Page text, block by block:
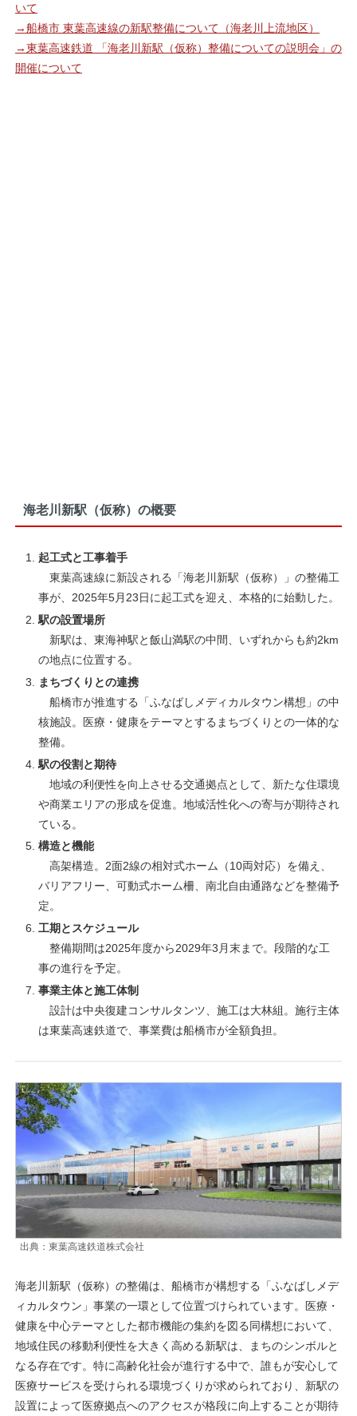
いて
→船橋市 東葉高速線の新駅整備について（海老川上流地区）
→東葉高速鉄道 「海老川新駅（仮称）整備についての説明会」の
開催について
海老川新駅（仮称）の概要
起工式と工事着手
東葉高速線に新設される「海老川新駅（仮称）」の整備工
事が、2025年5月23日に起工式を迎え、本格的に始動した。
駅の設置場所
新駅は、東海神駅と飯山満駅の中間、いずれからも約2km
の地点に位置する。
まちづくりとの連携
船橋市が推進する「ふなばしメディカルタウン構想」の中
核施設。医療・健康をテーマとするまちづくりとの一体的な
整備。
駅の役割と期待
地域の利便性を向上させる交通拠点として、新たな住環境
や商業エリアの形成を促進。地域活性化への寄与が期待され
ている。
構造と機能
高架構造。2面2線の相対式ホーム（10両対応）を備え、
バリアフリー、可動式ホーム柵、南北自由通路などを整備予
定。
工期とスケジュール
整備期間は2025年度から2029年3月末まで。段階的な工
事の進行を予定。
事業主体と施工体制
設計は中央復建コンサルタンツ、施工は大林組。施行主体
は東葉高速鉄道で、事業費は船橋市が全額負担。
出典：東葉高速鉄道株式会社
海老川新駅（仮称）の整備は、船橋市が構想する「ふなばしメデ
ィカルタウン」事業の一環として位置づけられています。医療・
健康を中心テーマとした都市機能の集約を図る同構想において、
地域住民の移動利便性を大きく高める新駅は、まちのシンボルと
なる存在です。特に高齢化社会が進行する中で、誰もが安心して
医療サービスを受けられる環境づくりが求められており、新駅の
設置によって医療拠点へのアクセスが格段に向上することが期待